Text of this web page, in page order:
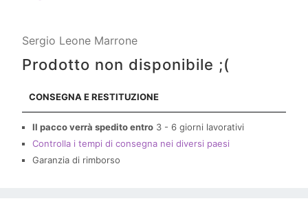
Sergio Leone Marrone
Prodotto non disponibile ;(
CONSEGNA E RESTITUZIONE
Il pacco verrà spedito entro 3 - 6 giorni lavorativi
Controlla i tempi di consegna nei diversi paesi
Garanzia di rimborso